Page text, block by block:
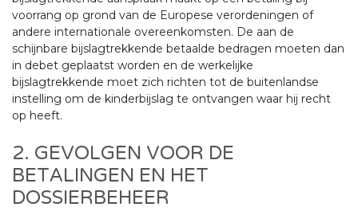
voorrang op grond van de Europese verordeningen of
andere internationale overeenkomsten. De aan de
schijnbare bijslagtrekkende betaalde bedragen moeten dan
in debet geplaatst worden en de werkelijke
bijslagtrekkende moet zich richten tot de buitenlandse
instelling om de kinderbijslag te ontvangen waar hij recht
op heeft.
2. GEVOLGEN VOOR DE
BETALINGEN EN HET
DOSSIERBEHEER